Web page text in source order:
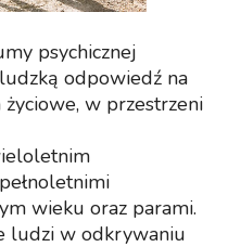
psychicznej
odpowiedź na
w przestrzeni
wieku oraz parami.
ludzi w odkrywaniu